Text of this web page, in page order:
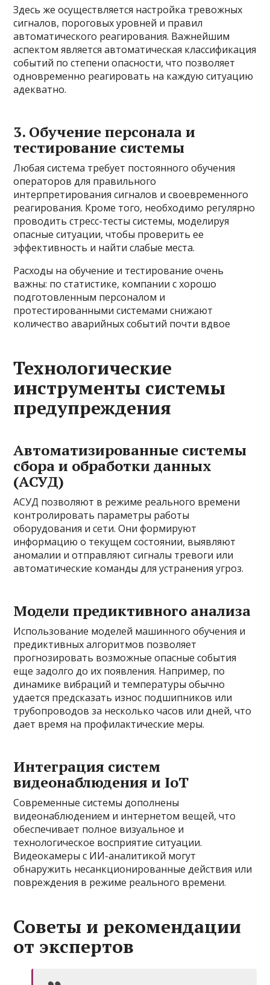
Здесь же осуществляется настройка тревожных
сигналов, пороговых уровней и правил
автоматического реагирования. Важнейшим
аспектом является автоматическая классификация
событий по степени опасности, что позволяет
одновременно реагировать на каждую ситуацию
адекватно.
3. Обучение персонала и
тестирование системы
Любая система требует постоянного обучения
операторов для правильного
интерпретирования сигналов и своевременного
реагирования. Кроме того, необходимо регулярно
проводить стресс-тесты системы, моделируя
опасные ситуации, чтобы проверить ее
эффективность и найти слабые места.
Расходы на обучение и тестирование очень
важны: по статистике, компании с хорошо
подготовленным персоналом и
протестированными системами снижают
количество аварийных событий почти вдвое
Технологические
инструменты системы
предупреждения
Автоматизированные системы
сбора и обработки данных
(АСУД)
АСУД позволяют в режиме реального времени
контролировать параметры работы
оборудования и сети. Они формируют
информацию о текущем состоянии, выявляют
аномалии и отправляют сигналы тревоги или
автоматические команды для устранения угроз.
Модели предиктивного анализа
Использование моделей машинного обучения и
предиктивных алгоритмов позволяет
прогнозировать возможные опасные события
еще задолго до их появления. Например, по
динамике вибраций и температуры обычно
удается предсказать износ подшипников или
трубопроводов за несколько часов или дней, что
дает время на профилактические меры.
Интеграция систем
видеонаблюдения и IoT
Современные системы дополнены
видеонаблюдением и интернетом вещей, что
обеспечивает полное визуальное и
технологическое восприятие ситуации.
Видеокамеры с ИИ-аналитикой могут
обнаружить несанкционированные действия или
повреждения в режиме реального времени.
Советы и рекомендации
от экспертов